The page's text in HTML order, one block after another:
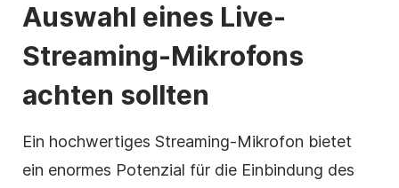
Auswahl eines Live-
Streaming-Mikrofons
achten sollten
Ein hochwertiges Streaming-Mikrofon bietet
ein enormes Potenzial für die Einbindung des